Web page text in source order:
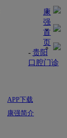
康
强
首
页
- 贵阳
口腔门诊
APP下载
康强简介